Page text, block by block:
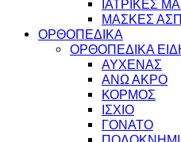
ΙΑΤΡΙΚΕΣ
ΜΑΣΚΕΣ
ΟΡΘΟΠΕΔΙΚΑ
ΟΡΘΟΠΕΔΙΚΑ
ΑΥΧΕΝΑΣ
ΑΝΩ ΑΚΡΟ
ΚΟΡΜΟΣ
ΙΣΧΙΟ
ΓΟΝΑΤΟ